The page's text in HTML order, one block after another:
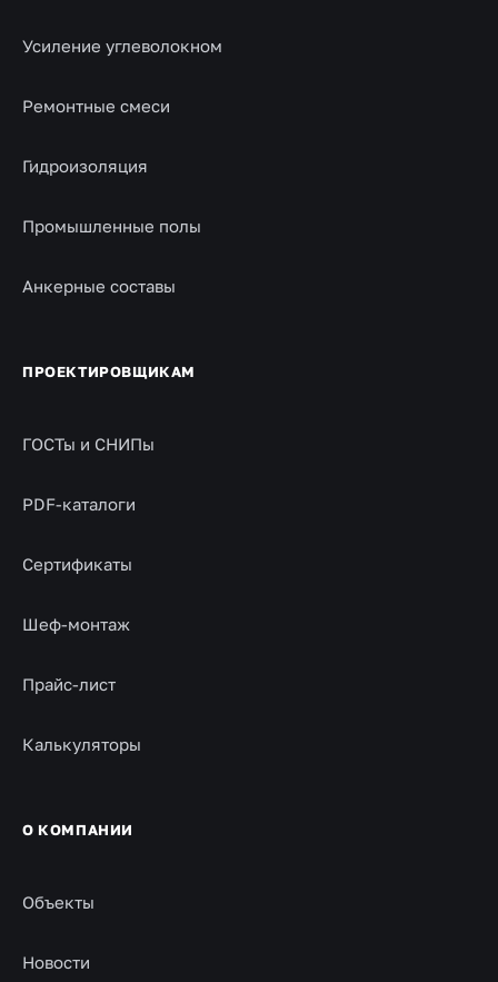
Усиление углеволокном
Ремонтные смеси
Гидроизоляция
Промышленные полы
Анкерные составы
ПРОЕКТИРОВЩИКАМ
ГОСТы и СНИПы
PDF-каталоги
Сертификаты
Шеф-монтаж
Прайс-лист
Калькуляторы
О КОМПАНИИ
Объекты
Новости